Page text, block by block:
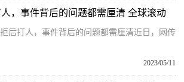
，事件背后的问题都需厘清 全球滚动
后打人，事件背后的问题都需厘清近日，网传
2023/05/11